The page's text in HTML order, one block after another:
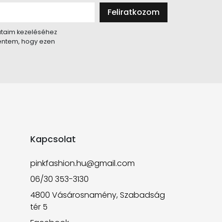
Feliratkozom
kezeléséhez
hogy ezen
Kapcsolat
pinkfashion.hu@gmail.com
06/30 353-3130
4800 Vásárosnamény, Szabadság
tér 5